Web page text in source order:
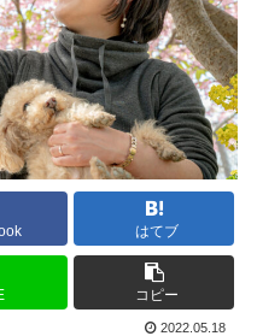
はてブ
コピー
2022.05.18